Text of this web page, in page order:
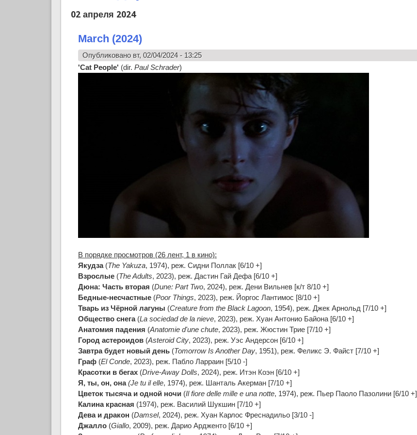
02 апреля 2024
March (2024)
Опубликовано вт, 02/04/2024 - 13:25
'Cat People' (dir. Paul Schrader)
В порядке просмотров (26 лент, 1 в кино):
Якудза(The Yakuza, 1974), реж. Сидни Поллак [6/10 +]
Взрослые (The Adults, 2023), реж. Дастин Гай Дефа [6/10 +]
Дюна: Часть вторая (Dune: Part Two, 2024), реж. Дени Вильнев [к/т 8/10 +]
Бедные-несчастные(Poor Things, 2023), реж. Йоргос Лантимос [8/10 +]
Тварь из Чёрной лагуны (Creature from the Black Lagoon, 1954), реж. Джек Арнольд [7/10 +]
Общество снега(La sociedad de la nieve, 2023), реж. Хуан Антонио Байона [6/10 +]
Анатомия падения (Anatomie d'une chute, 2023), реж. Жюстин Трие [7/10 +]
Город астероидов(Asteroid City, 2023), реж. Уэс Андерсон [6/10 +]
Завтра будет новый день(Tomorrow Is Another Day, 1951), реж. Феликс Э. Файст [7/10 +]
Граф (El Conde, 2023), реж. Пабло Ларраин [5/10 -]
Красотки в бегах (Drive-Away Dolls, 2024), реж. Итэн Коэн [6/10 +]
Я, ты, он, она(Je tu il elle, 1974), реж. Шанталь Акерман [7/10 +]
Цветок тысяча и одной ночи (Il fiore delle mille e una notte, 1974), реж. Пьер Паоло Пазолини [6/10 +]
Калина красная (1974), реж. Василий Шукшин [7/10 +]
Дева и дракон (Damsel, 2024), реж. Хуан Карлос Фреснадильо [3/10 -]
Джалло (Giallo, 2009), реж. Дарио Ардженто [6/10 +]